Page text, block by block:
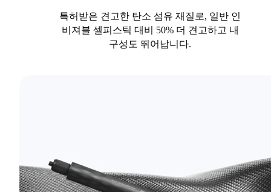
특허받은 견고한 탄소 섬유 재질로, 일반 인
비져블 셀피스틱 대비 50% 더 견고하고 내
구성도 뛰어납니다.